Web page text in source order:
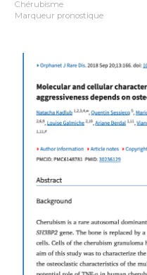
Chérubisme
Marqueur pronostique